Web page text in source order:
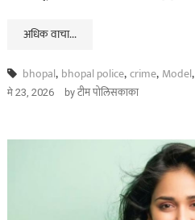
अधिक वाचा...
bhopal, bhopal police,crime, Model,
मे 23, 2026 byटीम पोलिसकाका